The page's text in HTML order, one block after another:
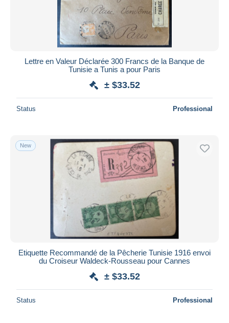
Lettre en Valeur Déclarée 300 Francs de la Banque de
Tunisie a Tunis a pour Paris
± $33.52
Status Professional
New
Etiquette Recommandé de la Pêcherie Tunisie 1916 envoi
du Croiseur Waldeck-Rousseau pour Cannes
± $33.52
Status Professional